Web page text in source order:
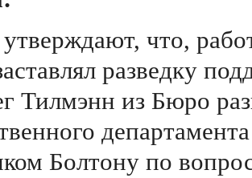
что,
разведку
Тилмэнн из Бюро
Болтону по